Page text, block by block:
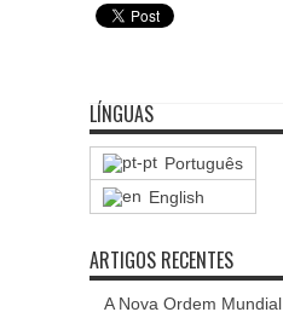
LÍNGUAS
Português
English
ARTIGOS RECENTES
A Nova Ordem Mundial